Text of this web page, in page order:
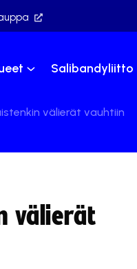
Salibandyliitto
välierät vauhtiin
välierät